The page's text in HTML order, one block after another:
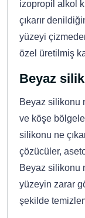
izopropil alkol
çıkarır
yüzeyi
özel üretilmiş
Beyaz
Beyaz silikonu
ve köşe
silikonu ne
çözücüler,
Beyaz silikonu
yüzeyin zarar
şekilde